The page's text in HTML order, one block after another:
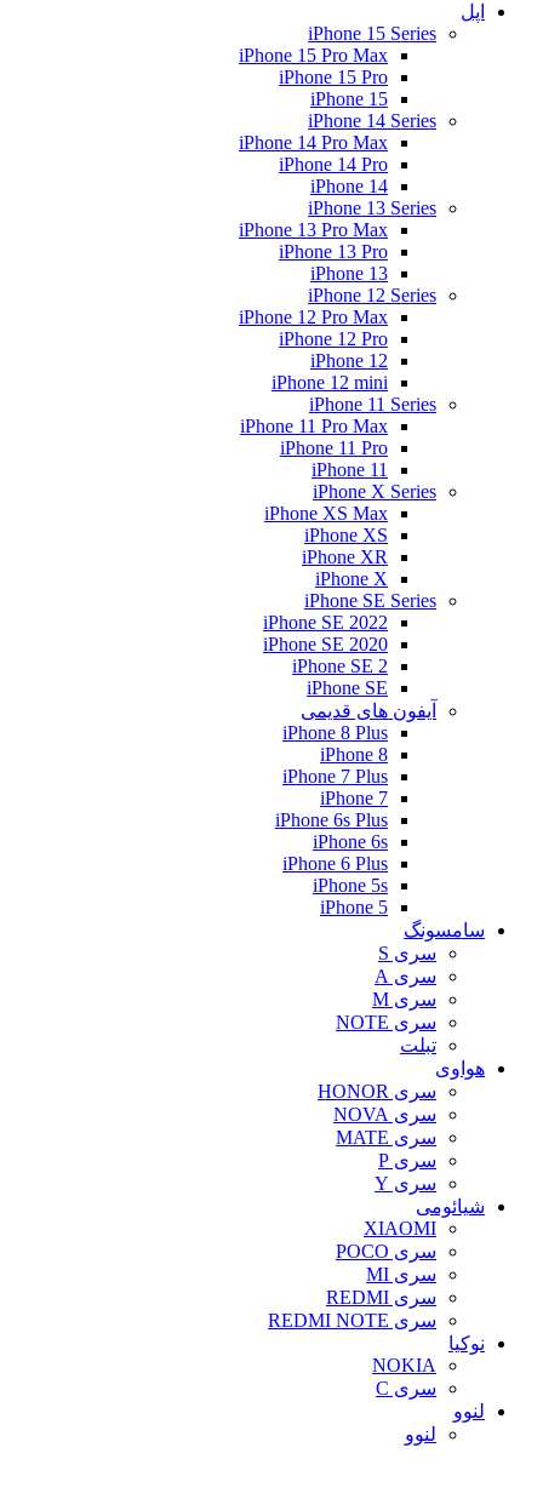
اپل
iPhone 15 Series
iPhone 15 Pro Max
iPhone 15 Pro
iPhone 15
iPhone 14 Series
iPhone 14 Pro Max
iPhone 14 Pro
iPhone 14
iPhone 13 Series
iPhone 13 Pro Max
iPhone 13 Pro
iPhone 13
iPhone 12 Series
iPhone 12 Pro Max
iPhone 12 Pro
iPhone 12
iPhone 12 mini
iPhone 11 Series
iPhone 11 Pro Max
iPhone 11 Pro
iPhone 11
iPhone X Series
iPhone XS Max
iPhone XS
iPhone XR
iPhone X
iPhone SE Series
iPhone SE 2022
iPhone SE 2020
iPhone SE 2
iPhone SE
آیفون های قدیمی
iPhone 8 Plus
iPhone 8
iPhone 7 Plus
iPhone 7
iPhone 6s Plus
iPhone 6s
iPhone 6 Plus
iPhone 5s
iPhone 5
سامسونگ
سری S
سری A
سری M
سری NOTE
تبلت
هواوی
سری HONOR
سری NOVA
سری MATE
سری P
سری Y
شیائومی
XIAOMI
سری POCO
سری MI
سری REDMI
سری REDMI NOTE
نوکیا
NOKIA
سری C
لنوو
لنوو